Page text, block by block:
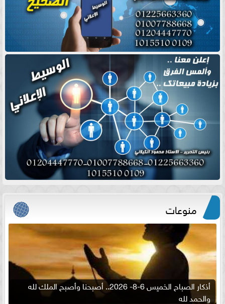
منوعات
أذكار الصباح الخميس 6-8- 2026.. أصبحنا وأصبح الملك لله
والحمد لله